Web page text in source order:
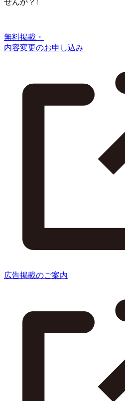
無料掲載・
内容変更のお申し込み
広告掲載のご案内